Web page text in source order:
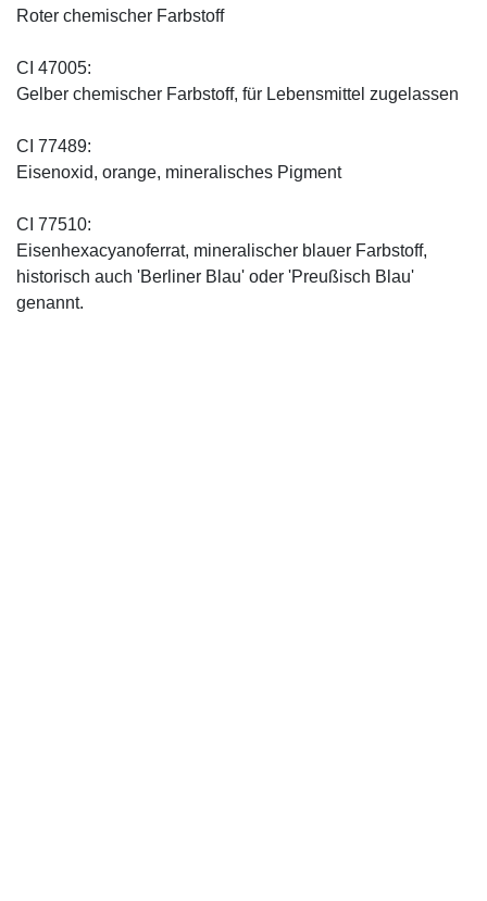
Roter chemischer Farbstoff
CI 47005:
Gelber chemischer Farbstoff, für Lebensmittel zugelassen
CI 77489:
Eisenoxid, orange, mineralisches Pigment
CI 77510:
Eisenhexacyanoferrat, mineralischer blauer Farbstoff,
historisch auch 'Berliner Blau' oder 'Preußisch Blau'
genannt.